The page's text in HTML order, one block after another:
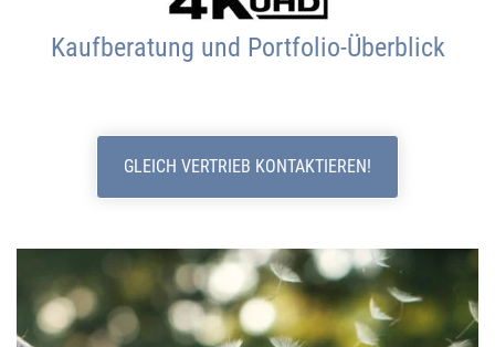
Kaufberatung und Portfolio-Überblick
GLEICH VERTRIEB KONTAKTIEREN!